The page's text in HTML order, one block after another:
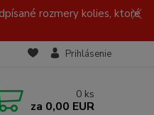
rozmery kolies, ktoré
Prihlásenie
0 ks
za 0,00 EUR